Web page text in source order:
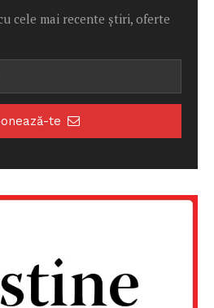
cele mai recente știri, oferte
te